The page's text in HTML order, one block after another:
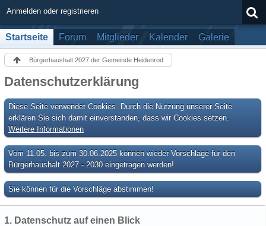
Anmelden oder registrieren
Startseite Forum Mitglieder Kalender Galerie
Bürgerhaushalt 2027 der Gemeinde Heidenrod
Datenschutzerklärung
Diese Seite verwendet Cookies. Durch die Nutzung unserer Seite
erklären Sie sich damit einverstanden, dass wir Cookies setzen.
Weitere Informationen
Vom 11.05. bis zum 30.06.2025 können wieder Vorschläge für den
Bürgerhaushalt 2027 - 2030 eingetragen werden!
Sie können für die Vorschläge abstimmen!
1. Datenschutz auf einen Blick